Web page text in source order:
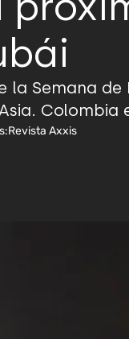
la Semana
Colombia
Revista Axxis